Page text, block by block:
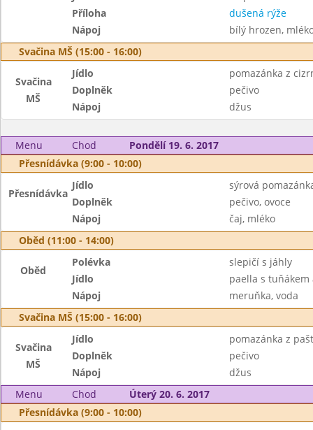
Příloha
dušená rýže
Nápoj
bílý hrozen,
Svačina MŠ (15:00 - 16:00)
Svačina
MŠ
Jídlo
pomazánka z
Doplněk
pečivo
Nápoj
džus
Menu Chod
Pondělí 19. 6. 2017
Přesnídávka (9:00 - 10:00)
Přesnídávka
Jídlo
sýrová
Doplněk
pečivo, ovoce
Nápoj
čaj, mléko
Oběd (11:00 - 14:00)
Oběd
Polévka
slepičí s jáhly
Jídlo
paella s
Nápoj
meruňka, voda
Svačina MŠ (15:00 - 16:00)
Svačina
MŠ
Jídlo
pomazánka z
Doplněk
pečivo
Nápoj
džus
Menu
Chod
Úterý 20. 6. 2017
Přesnídávka (9:00 - 10:00)